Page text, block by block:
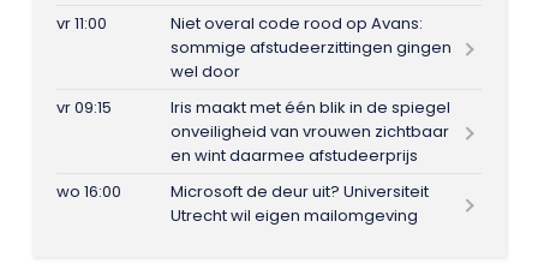
vr 11:00
Niet overal code rood op Avans:
sommige afstudeerzittingen gingen
wel door
vr 09:15
Iris maakt met één blik in de spiegel
onveiligheid van vrouwen zichtbaar
en wint daarmee afstudeerprijs
wo 16:00
Microsoft de deur uit? Universiteit
Utrecht wil eigen mailomgeving